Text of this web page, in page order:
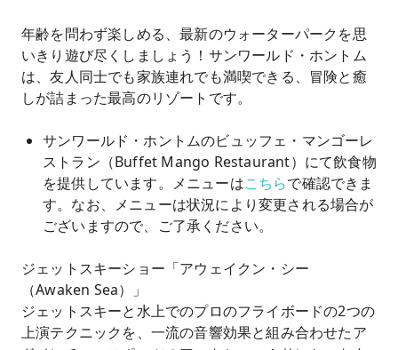
年齢を問わず楽しめる、最新のウォーターパークを思
いきり遊び尽くしましょう！サンワールド・ホントム
は、友人同士でも家族連れでも満喫できる、冒険と癒
しが詰まった最高のリゾートです。
サンワールド・ホントムのビュッフェ・マンゴーレ
ストラン（Buffet Mango Restaurant）にて飲食物
を提供しています。メニューはこちらで確認できま
す。なお、メニューは状況により変更される場合が
ございますので、ご了承ください。
ジェットスキーショー「アウェイクン・シー
（Awaken Sea）」
ジェットスキーと水上でのプロのフライボードの2つの
上演テクニックを、一流の音響効果と組み合わせたア